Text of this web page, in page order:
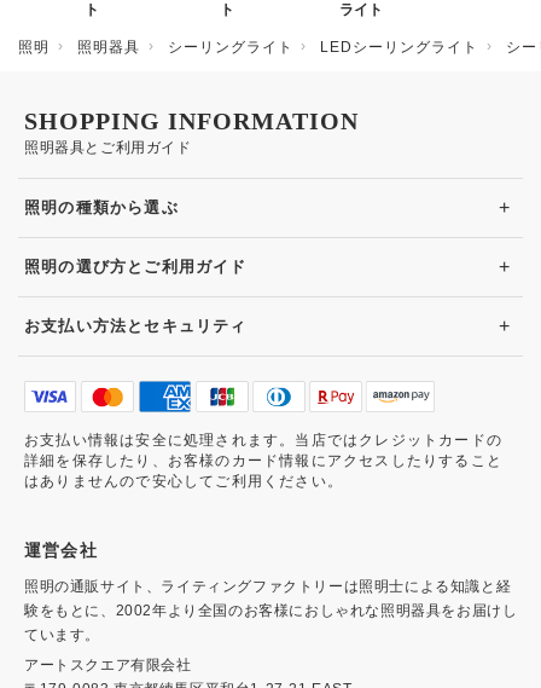
ト
ト
ライト
照明 照明器具 シーリングライト LEDシーリングライト シ
照明器具とご利用ガイド
SHOPPING INFORMATION
照明の種類から選ぶ +
照明の選び方とご利用ガイド +
お支払い方法とセキュリティ +
お支払い情報は安全に処理されます。当店ではクレジットカードの
詳細を保存したり、お客様のカード情報にアクセスしたりすること
はありませんので安心してご利用ください。
運営会社
照明の通販サイト、ライティングファクトリーは照明士による知識と経
験をもとに、2002年より全国のお客様におしゃれな照明器具をお届けし
ています。
アートスクエア有限会社